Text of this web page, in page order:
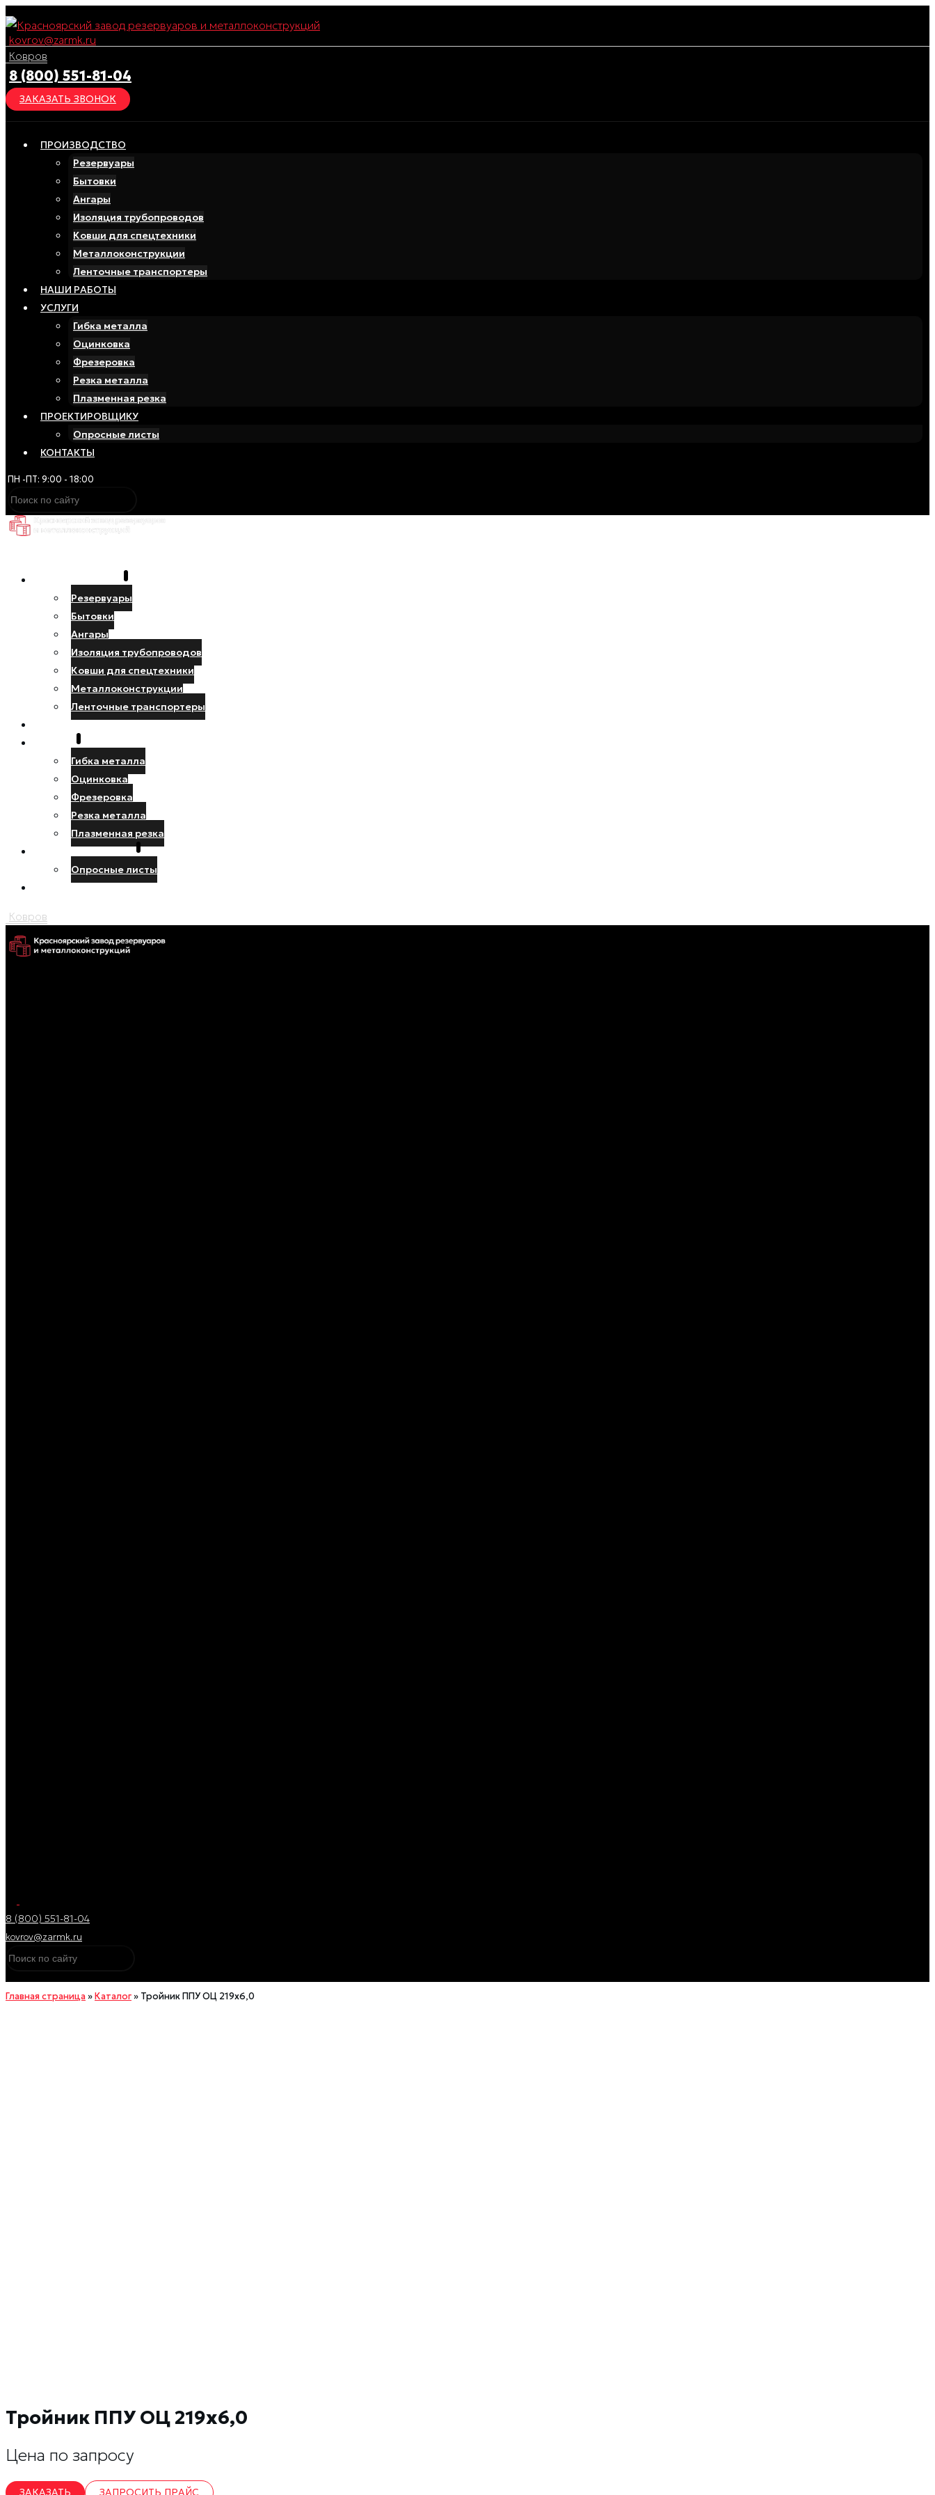
Перейти
содержимому
kovrov@zarmk.ru
Ковров
8 (800) 551-81-04
ЗАКАЗАТЬ ЗВОНОК
ПРОИЗВОДСТВО
Резервуары
Бытовки
Ангары
Изоляция трубопроводов
Ковши для спецтехники
Металлоконструкции
Ленточные транспортеры
НАШИ РАБОТЫ
УСЛУГИ
Гибка металла
Оцинковка
Фрезеровка
Резка металла
Плазменная резка
ПРОЕКТИРОВЩИКУ
Опросные листы
КОНТАКТЫ
ПН -ПТ: 9:00 - 18:00
Резервуары
Бытовки
Ангары
Изоляция трубопроводов
Ковши для спецтехники
Металлоконструкции
Ленточные транспортеры
Гибка металла
Оцинковка
Фрезеровка
Резка металла
Плазменная резка
Опросные листы
Ковров
8 (800) 551-81-04
kovrov@zarmk.ru
Главная страница »Каталог » Тройник ППУ ОЦ 219х6,0
Тройник ППУ ОЦ 219х6,0
Цена по запросу
ЗАКАЗАТЬ ЗАПРОСИТЬ ПРАЙС